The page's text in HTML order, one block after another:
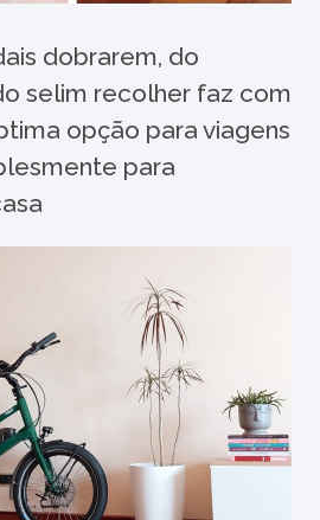
dobrarem, do
selim recolher faz com
opção para viagens
para